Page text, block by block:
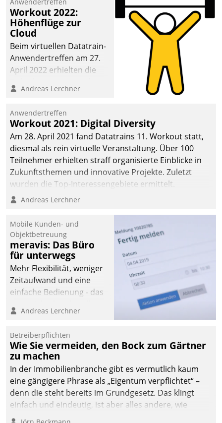
Workout 2022:
Höhenflüge zur
Cloud
Beim virtuellen Datatrain-
Anwendertreffen am 27.
April 2022 erhielten die
Teilnehmer kurzweilige
Cloud-Strategien und -
Lösungen mit hohem
Zukunftspotenzial.
Andreas Lerchner
Anwendertreffen
Workout 2021: Digital Diversity
Am 28. April 2021 fand Datatrains 11. Workout statt,
diesmal als rein virtuelle Veranstaltung. Über 100
Teilnehmer erhielten straff organisierte Einblicke in
Zukunftsthemen und innovative Projekte. Zuletzt
wurden die Top-Interessengebiete ermittelt.
Andreas Lerchner
Mobile Kunden- und
Objektbetreuung
meravis: Das Büro
für unterwegs
Mehr Flexibilität, weniger
Zeitaufwand und eine
einfache Bedienung - das
Cockpit für mobile
Datatrain. Die meravis
Wohnungsbau- und
Immobilien GmbH hat
sich dabei für den Betrieb
der Lösung über die SAP
Cloud Platform
entschieden - als erstes
Andreas Lerchner
Betreiberpflichten
Wie Sie vermeiden, den Bock zum Gärtner
zu machen
In der Immobilienbranche gibt es vermutlich kaum
eine gängigere Phrase als „Eigentum verpflichtet“ –
denn die steht bereits im Grundgesetz. Das klingt
einfach und eindeutig, ist aber alles andere, wie
Branchenbeschäftigte wissen. Denn mit der